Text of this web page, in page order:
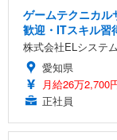
ゲームテクニカル
歓迎・ITスキル習
株式会社ELシステム
愛知県
月給26万2,700
正社員